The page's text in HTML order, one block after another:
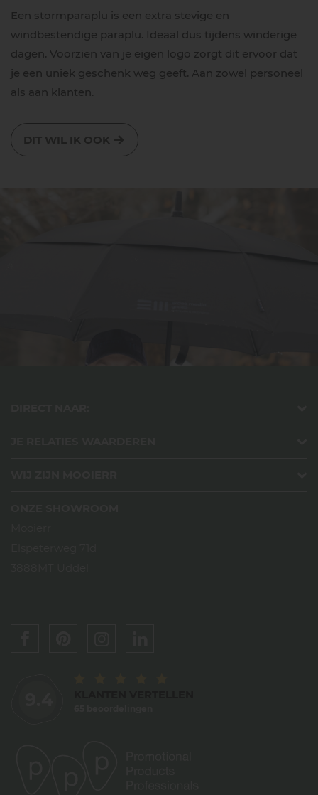
Een stormparaplu is een extra stevige en
windbestendige paraplu. Ideaal dus tijdens winderige
dagen. Voorzien van je eigen logo zorgt dit ervoor dat
je een uniek geschenk weg geeft. Aan zowel personeel
als aan klanten.
DIT WIL IK OOK